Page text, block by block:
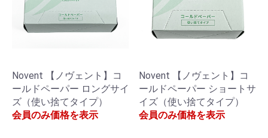
Novent 【ノヴェント】コ
ールドペーパー ロングサイ
ズ（使い捨てタイプ）
会員のみ価格を表示
Novent 【ノヴェント】コ
ールドペーパー ショートサ
イズ（使い捨てタイプ）
会員のみ価格を表示